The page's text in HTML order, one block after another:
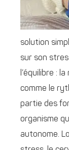
solution
sur son
l’équilibre :
comme le
partie des
organisme
autonome.